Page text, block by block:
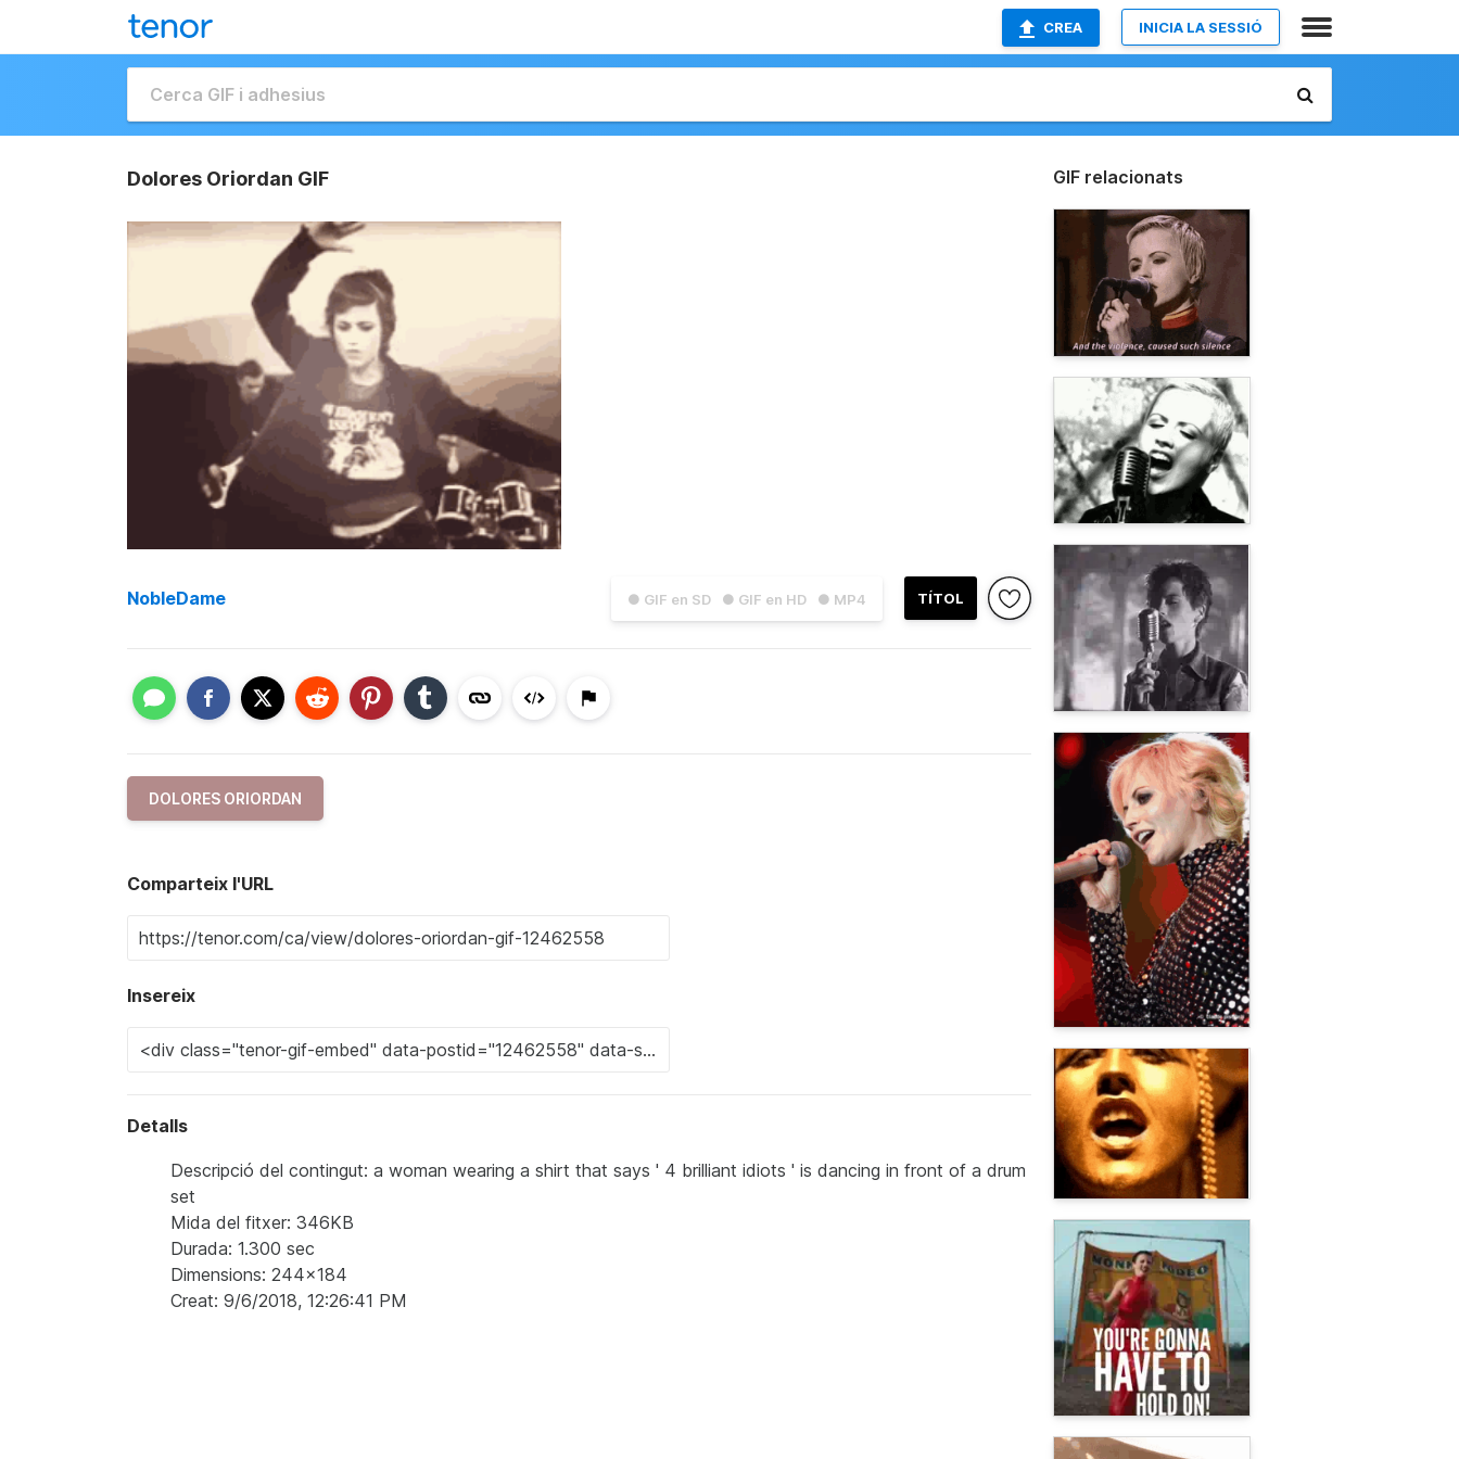
CREA INICIA LA SESSIÓ
Dolores Oriordan GIF
● GIF en SD ● GIF en HD ● MP4 TÍTOL
NobleDame
DOLORES ORIORDAN
Comparteix l'URL
Insereix
Detalls
Descripció del contingut: a woman wearing a shirt that says ' 4 brilliant idiots ' is dancing in front of a drum
set
Mida del fitxer: 346KB
Durada: 1.300 sec
Dimensions: 244x184
Creat: 9/6/2018, 12:26:41 PM
GIF relacionats